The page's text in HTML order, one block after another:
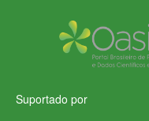
Suportado por